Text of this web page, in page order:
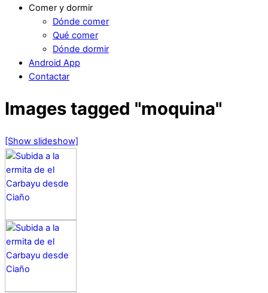
Comer y dormir
Dónde comer
Qué comer
Dónde dormir
Android App
Contactar
Images tagged "moquina"
[Show slideshow]